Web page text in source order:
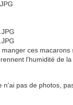
ces macarons
l'humidité de la
n'ai pas de photos,